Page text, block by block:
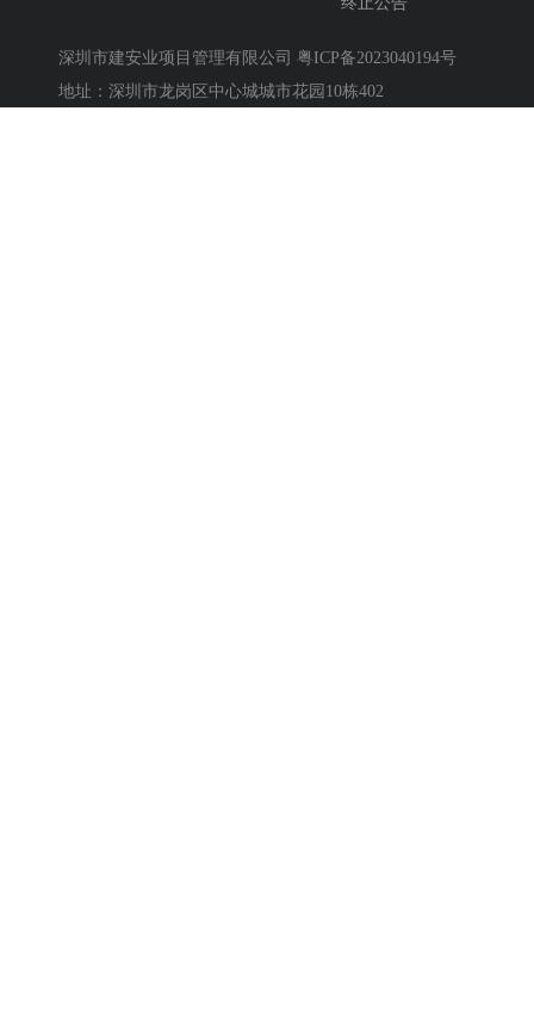
深圳市建安业项目管理有限公司 粤ICP备2023040194号
地址：深圳市龙岗区中心城城市花园10栋402